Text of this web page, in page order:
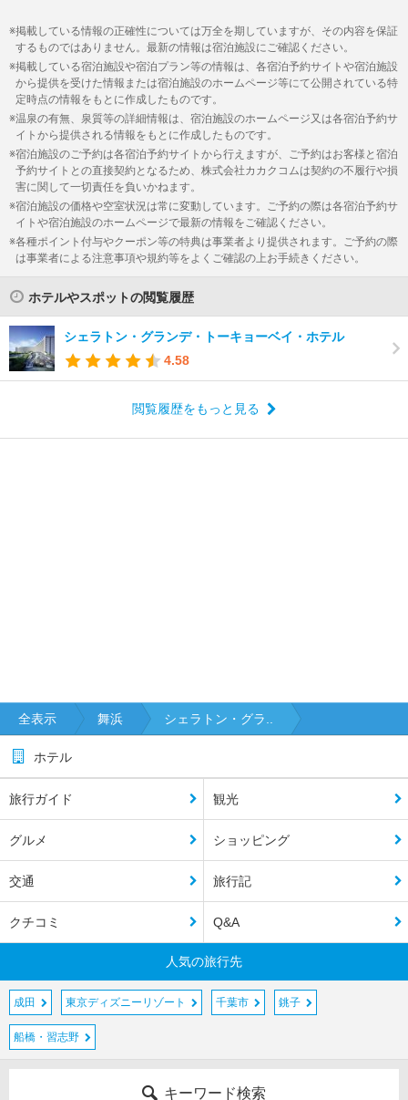
掲載している情報の正確性については万全を期していますが、その内容を保証
するものではありません。最新の情報は宿泊施設にご確認ください。
掲載している宿泊施設や宿泊プラン等の情報は、各宿泊予約サイトや宿泊施設
から提供を受けた情報または宿泊施設のホームページ等にて公開されている特
定時点の情報をもとに作成したものです。
温泉の有無、泉質等の詳細情報は、宿泊施設のホームページ又は各宿泊予約サ
イトから提供される情報をもとに作成したものです。
宿泊施設のご予約は各宿泊予約サイトから行えますが、ご予約はお客様と宿泊
予約サイトとの直接契約となるため、株式会社カカクコムは契約の不履行や損
害に関して一切責任を負いかねます。
宿泊施設の価格や空室状況は常に変動しています。ご予約の際は各宿泊予約サ
イトや宿泊施設のホームページで最新の情報をご確認ください。
各種ポイント付与やクーポン等の特典は事業者より提供されます。ご予約の際
は事業者による注意事項や規約等をよくご確認の上お手続きください。
ホテルやスポットの閲覧履歴
シェラトン・グランデ・トーキョーベイ・ホテル
4.58
閲覧履歴をもっと見る
全表示 舞浜 シェラトン・グラ..
ホテル
旅行ガイド 観光
グルメ ショッピング
交通 旅行記
クチコミ Q&A
人気の旅行先
成田 東京ディズニーリゾート 千葉市 銚子
船橋・習志野
キーワード検索